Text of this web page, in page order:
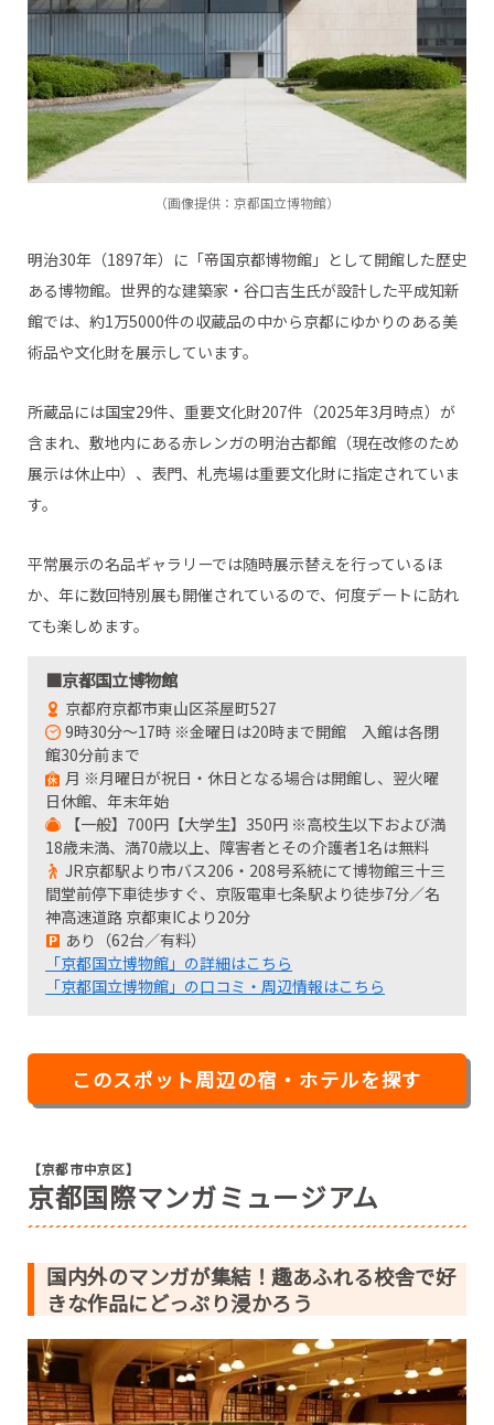
（画像提供：京都国立博物館）
明治30年（1897年）に「帝国京都博物館」として開館した歴史
ある博物館。世界的な建築家・谷口吉生氏が設計した平成知新
館では、約1万5000件の収蔵品の中から京都にゆかりのある美
術品や文化財を展示しています。
所蔵品には国宝29件、重要文化財207件（2025年3月時点）が
含まれ、敷地内にある赤レンガの明治古都館（現在改修のため
展示は休止中）、表門、札売場は重要文化財に指定されていま
す。
平常展示の名品ギャラリーでは随時展示替えを行っているほ
か、年に数回特別展も開催されているので、何度デートに訪れ
ても楽しめます。
■京都国立博物館
京都府京都市東山区茶屋町527
9時30分～17時 ※金曜日は20時まで開館 入館は各閉
館30分前まで
月 ※月曜日が祝日・休日となる場合は開館し、翌火曜
日休館、年末年始
【一般】700円【大学生】350円 ※高校生以下および満
18歳未満、満70歳以上、障害者とその介護者1名は無料
JR京都駅より市バス206・208号系統にて博物館三十三
間堂前停下車徒歩すぐ、京阪電車七条駅より徒歩7分／名
神高速道路 京都東ICより20分
あり（62台／有料）
「京都国立博物館」の詳細はこちら
「京都国立博物館」の口コミ・周辺情報はこちら
このスポット周辺の宿・ホテルを探す
【京都市中京区】
京都国際マンガミュージアム
国内外のマンガが集結！趣あふれる校舎で好
きな作品にどっぷり浸かろう